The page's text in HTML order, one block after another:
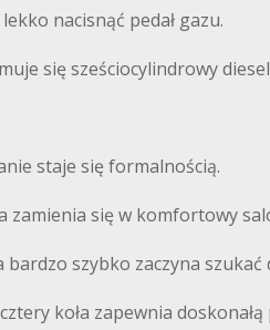
nacisnąć pedał gazu.
się sześciocylindrowy
staje się formalnością.
zamienia się w komfortowy
bardzo szybko zaczyna szukać
koła zapewnia